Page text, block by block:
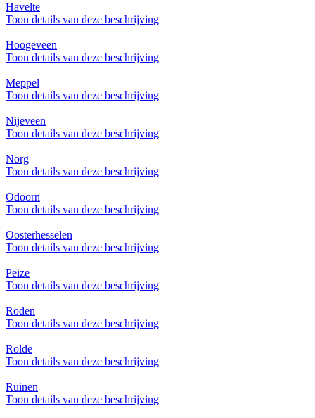
Havelte
Toon details van deze beschrijving
Hoogeveen
Toon details van deze beschrijving
Meppel
Toon details van deze beschrijving
Nijeveen
Toon details van deze beschrijving
Norg
Toon details van deze beschrijving
Odoorn
Toon details van deze beschrijving
Oosterhesselen
Toon details van deze beschrijving
Peize
Toon details van deze beschrijving
Roden
Toon details van deze beschrijving
Rolde
Toon details van deze beschrijving
Ruinen
Toon details van deze beschrijving